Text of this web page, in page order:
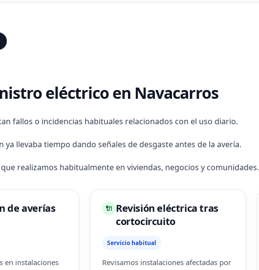
eléctrico en Navacarros
fallos o incidencias habituales relacionados con el uso diario.
llevaba tiempo dando señales de desgaste antes de la avería.
realizamos habitualmente en viviendas, negocios y comunidades.
de averías
en instalaciones
🔌 Revisión eléctrica tras
cortocircuito
Servicio habitual
Revisamos instalaciones afectadas por